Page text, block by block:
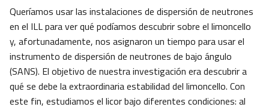
Queríamos usar las instalaciones de dispersión de neutrones
en el ILL para ver qué podíamos descubrir sobre el limoncello
y, afortunadamente, nos asignaron un tiempo para usar el
instrumento de dispersión de neutrones de bajo ángulo
(SANS). El objetivo de nuestra investigación era descubrir a
qué se debe la extraordinaria estabilidad del limoncello. Con
este fin, estudiamos el licor bajo diferentes condiciones: al